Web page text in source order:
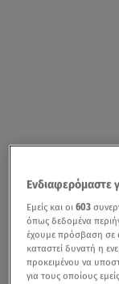
Ενδιαφερόμαστε
Εμείς και οι603
όπως δεδομένα
έχουμε πρόσβαση σε
καταστεί δυνατή η
προκειμένου να
για τους οποίους